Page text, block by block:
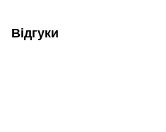
Відгуки